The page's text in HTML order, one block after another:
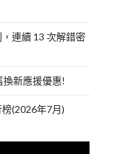
連續 13 次解錯密
新應援優惠!
(2026年7月)